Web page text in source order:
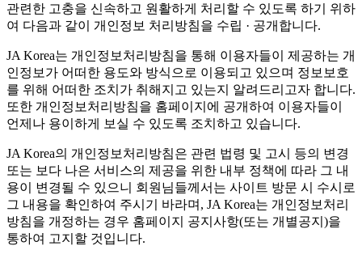
관련한 고충을 신속하고 원활하게 처리할 수 있도록 하기 위하
여 다음과 같이 개인정보 처리방침을 수립 · 공개합니다.
JA Korea는 개인정보처리방침을 통해 이용자들이 제공하는 개
인정보가 어떠한 용도와 방식으로 이용되고 있으며 정보보호
를 위해 어떠한 조치가 취해지고 있는지 알려드리고자 합니다.
또한 개인정보처리방침을 홈페이지에 공개하여 이용자들이
언제나 용이하게 보실 수 있도록 조치하고 있습니다.
JA Korea의 개인정보처리방침은 관련 법령 및 고시 등의 변경
또는 보다 나은 서비스의 제공을 위한 내부 정책에 따라 그 내
용이 변경될 수 있으니 회원님들께서는 사이트 방문 시 수시로
그 내용을 확인하여 주시기 바라며, JA Korea는 개인정보처리
방침을 개정하는 경우 홈페이지 공지사항(또는 개별공지)을
통하여 고지할 것입니다.